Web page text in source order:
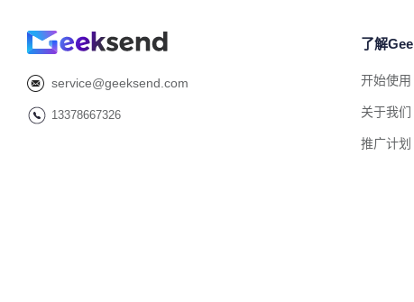
service@geeksend.com
13378667326
了解
开始使用
关于我们
推广计划